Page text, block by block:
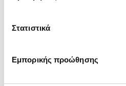
Στατιστικά
Εμπορικής προώθησης